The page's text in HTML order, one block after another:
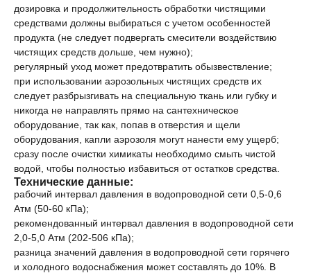
дозировка и продолжительность обработки чистящими
средствами должны выбираться с учетом особенностей
продукта (не следует подвергать смесители воздействию
чистящих средств дольше, чем нужно);
регулярный уход может предотвратить обызвествление;
при использовании аэрозольных чистящих средств их
следует разбрызгивать на специальную ткань или губку и
никогда не направлять прямо на сантехническое
оборудование, так как, попав в отверстия и щели
оборудования, капли аэрозоля могут нанести ему ущерб;
сразу после очистки химикаты необходимо смыть чистой
водой, чтобы полностью избавиться от остатков средства.
Технические данные:
рабочий интервал давления в водопроводной сети 0,5-0,6
Атм (50-60 кПа);
рекомендованный интервал давления в водопроводной сети
2,0-5,0 Атм (202-506 кПа);
разница значений давления в водопроводной сети горячего
и холодного водоснабжения может составлять до 10%. В